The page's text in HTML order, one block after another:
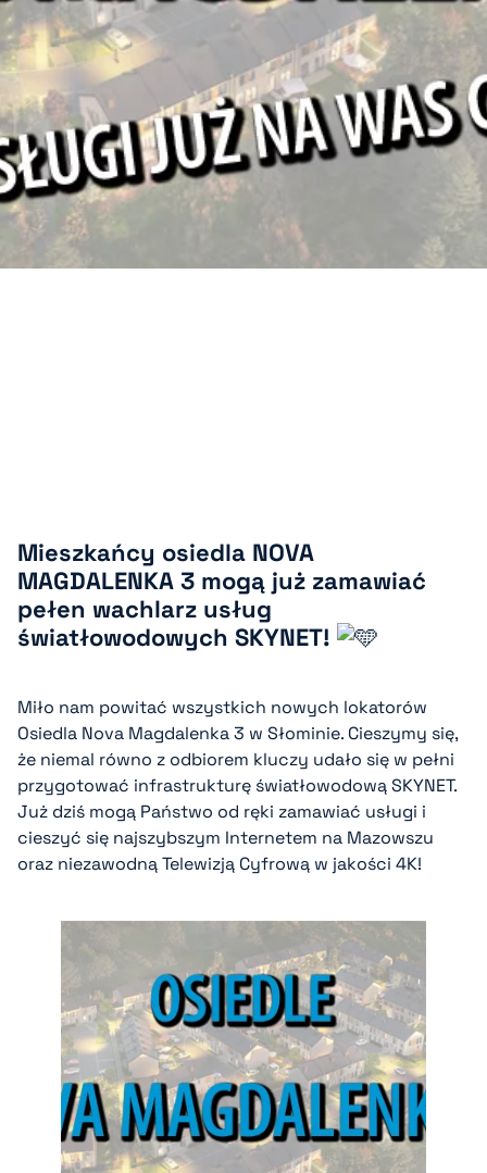
Mieszkańcy osiedla NOVA
MAGDALENKA 3 mogą już zamawiać
pełen wachlarz usług
światłowodowych SKYNET!
Miło nam powitać wszystkich nowych lokatorów
Osiedla Nova Magdalenka 3 w Słominie. Cieszymy się,
że niemal równo z odbiorem kluczy udało się w pełni
przygotować infrastrukturę światłowodową SKYNET.
Już dziś mogą Państwo od ręki zamawiać usługi i
cieszyć się najszybszym Internetem na Mazowszu
oraz niezawodną Telewizją Cyfrową w jakości 4K!